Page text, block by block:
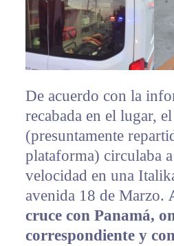
De acuerdo con la
recabada en el lugar,
(presuntamente
plataforma) circulaba
velocidad en una
avenida 18 de Marzo.
cruce con Panamá,
correspondiente y